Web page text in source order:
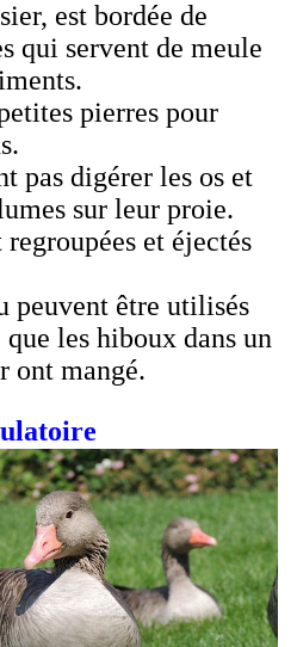
, est bordée de
qui servent de meule
.
pierres pour
.
pas digérer les os et
sur leur proie.
regroupées et éjectés
peuvent être utilisés
que les hiboux dans un
ont mangé.